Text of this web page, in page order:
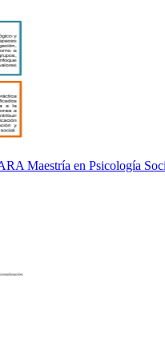
Maestría en Psicología